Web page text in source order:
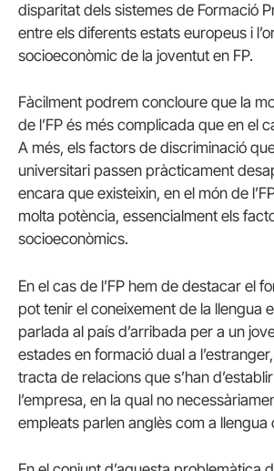
disparitat dels sistemes de Formació
entre els diferents estats europeus i
socioeconòmic de la joventut en FP.
Fàcilment podrem concloure que la
de l’FP és més complicada que en el
A més, els factors de discriminació
universitari passen pràcticament
encara que existeixin, en el món de
molta potència, essencialment els
socioeconòmics.
En el cas de l’FP hem de destacar el
pot tenir el coneixement de la llengua
parlada al país d’arribada per a un
estades en formació dual a
tracta de relacions que s’han
l’empresa, en la qual no
empleats parlen anglès com a llengua